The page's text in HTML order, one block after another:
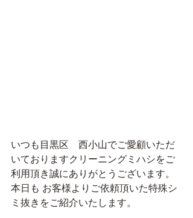
いつも目黒区　西小山でご愛顧いただ
いておりますクリーニングミハシをご
利用頂き誠にありがとうございます。
本日も お客様よりご依頼頂いた特殊シ
ミ抜きをご紹介いたします。